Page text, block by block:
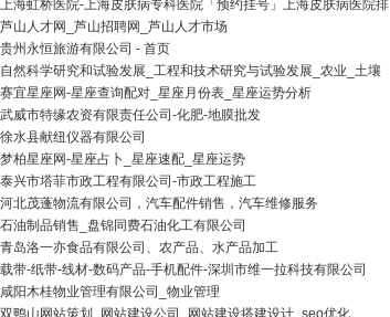
上海虹桥医院-上海皮肤病专科医院「预约挂号」上海皮肤病医院排
芦山人才网_芦山招聘网_芦山人才市场
贵州永恒旅游有限公司 - 首页
自然科学研究和试验发展_工程和技术研究与试验发展_农业_土壤
赛宜星座网-星座查询配对_星座月份表_星座运势分析
武威市特缘农资有限责任公司-化肥-地膜批发
徐水县献纽仪器有限公司
梦柏星座网-星座占卜_星座速配_星座运势
泰兴市塔菲市政工程有限公司-市政工程施工
河北茂蓬物流有限公司，汽车配件销售，汽车维修服务
石油制品销售_盘锦同费石油化工有限公司
青岛洛一亦食品有限公司、农产品、水产品加工
载带-纸带-线材-数码产品-手机配件-深圳市维一拉科技有限公司
咸阳木桂物业管理有限公司_物业管理
双鸭山网站策划_网站建设公司_网站建设搭建设计_seo优化